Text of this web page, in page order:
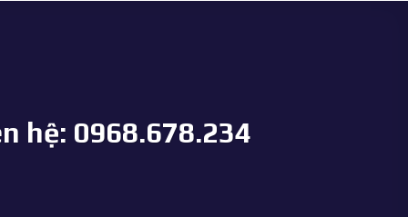
hệ: 0968.678.234